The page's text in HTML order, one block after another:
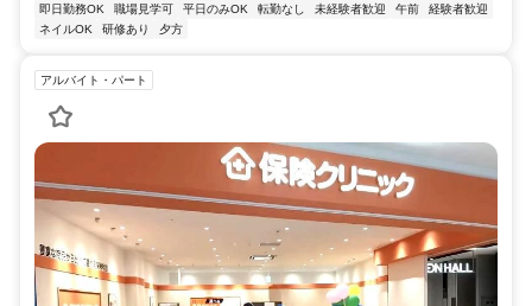
即日勤務OK
職場見学可 平日のみOK 転勤なし 未経験者歓迎 午前
経験者歓迎
ネイルOK
研修あり 夕方
アルバイト・パート